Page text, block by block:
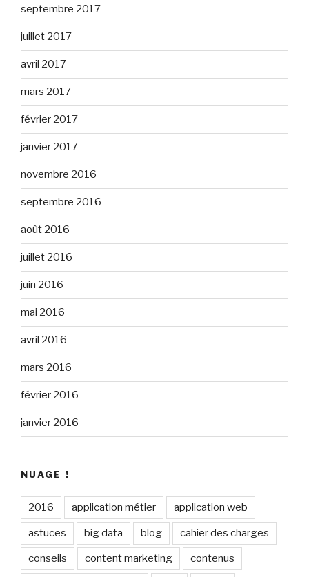
septembre 2017
juillet 2017
avril 2017
mars 2017
février 2017
janvier 2017
novembre 2016
septembre 2016
août 2016
juillet 2016
juin 2016
mai 2016
avril 2016
mars 2016
février 2016
janvier 2016
NUAGE !
2016 application métier application web
astuces big data blog cahier des charges
conseils content marketing contenus